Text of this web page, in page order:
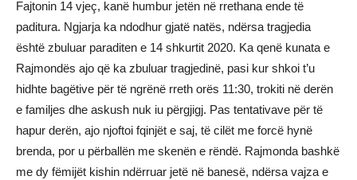
Fajtonin 14 vjeç, kanë humbur jetën në rrethana ende të
paditura. Ngjarja ka ndodhur gjatë natës, ndërsa tragjedia
është zbuluar paraditen e 14 shkurtit 2020. Ka qenë kunata e
Rajmondës ajo që ka zbuluar tragjedinë, pasi kur shkoi t’u
hidhte bagëtive për të ngrënë rreth orës 11:30, trokiti në derën
e familjes dhe askush nuk iu përgjigj. Pas tentativave për të
hapur derën, ajo njoftoi fqinjët e saj, të cilët me forcë hynë
brenda, por u përballën me skenën e rëndë. Rajmonda bashkë
me dy fëmijët kishin ndërruar jetë në banesë, ndërsa vajza e